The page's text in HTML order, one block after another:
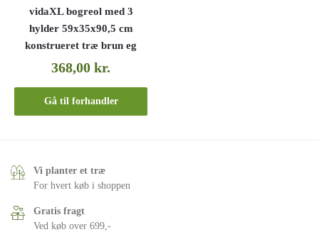
vidaXL bogreol med 3
hylder 59x35x90,5 cm
konstrueret træ brun eg
368,00kr.
Gå til forhandler
Vi planter et træ
For hvert køb i shoppen
Gratis fragt
Ved køb over 699,-